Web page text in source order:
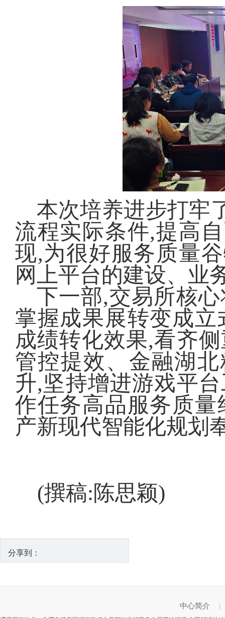
本次培养进步打牢
流程实际条件,提高
现,为很好服务质量
网上平台的建设、业
下一部,交易所核
掌握成果展转变成
成绩转化效果,看齐
管控提效、金融湖
升,坚持增进游戏平
作任务高品服务质
产新现代智能化规划
(撰稿:陈思颖)
分享到：
中心简介